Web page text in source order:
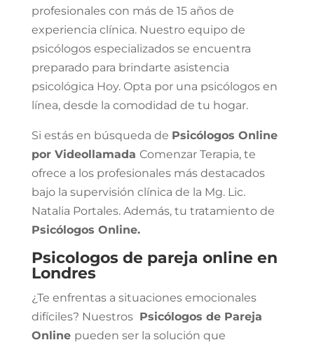
profesionales con más de 15 años de
experiencia clínica. Nuestro equipo de
psicólogos especializados se encuentra
preparado para brindarte asistencia
psicológica Hoy. Opta por una psicólogos en
línea, desde la comodidad de tu hogar.
Si estás en búsqueda de Psicólogos Online
por Videollamada Comenzar Terapia, te
ofrece a los profesionales más destacados
bajo la supervisión clínica de la Mg. Lic.
Natalia Portales. Además, tu tratamiento de
Psicólogos Online.
Psicologos de pareja online en
Londres
¿Te enfrentas a situaciones emocionales
difíciles? Nuestros Psicólogos de Pareja
Online pueden ser la solución que